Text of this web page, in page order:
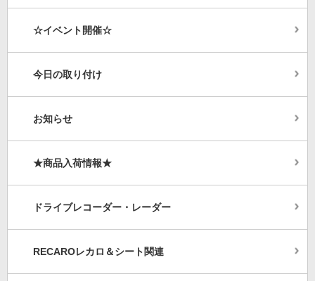
☆イベント開催☆
今日の取り付け
お知らせ
★商品入荷情報★
ドライブレコーダー・レーダー
RECAROレカロ＆シート関連